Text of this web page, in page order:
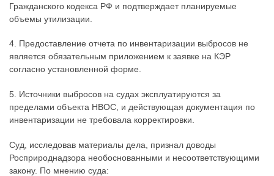
Гражданского кодекса РФ и подтверждает планируемые
объемы утилизации.
4. Предоставление отчета по инвентаризации выбросов не
является обязательным приложением к заявке на КЭР
согласно установленной форме.
5. Источники выбросов на судах эксплуатируются за
пределами объекта НВОС, и действующая документация по
инвентаризации не требовала корректировки.
Суд, исследовав материалы дела, признал доводы
Росприроднадзора необоснованными и несоответствующими
закону. По мнению суда: